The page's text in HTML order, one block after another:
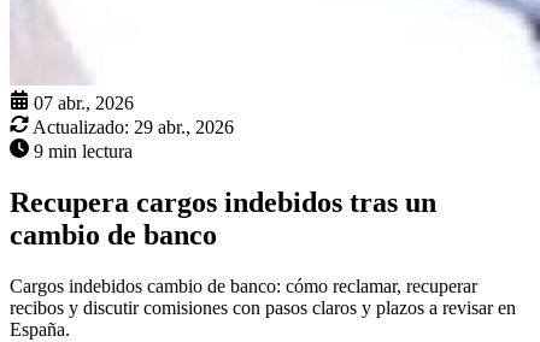
07 abr., 2026
Actualizado: 29 abr., 2026
9 min lectura
Recupera cargos indebidos tras un
cambio de banco
Cargos indebidos cambio de banco: cómo reclamar, recuperar
recibos y discutir comisiones con pasos claros y plazos a revisar en
España.